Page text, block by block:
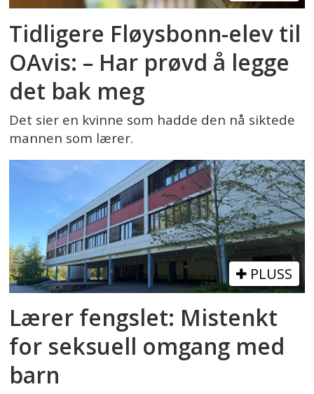
Tidligere Fløysbonn-elev til
OAvis: – Har prøvd å legge
det bak meg
Det sier en kvinne som hadde den nå siktede
mannen som lærer.
PLUSS
Lærer fengslet: Mistenkt
for seksuell omgang med
barn